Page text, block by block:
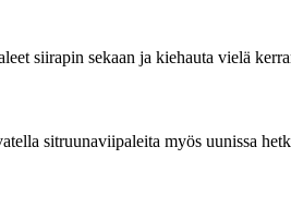
siirapin sekaan ja kiehauta vielä
sitruunaviipaleita myös uunissa